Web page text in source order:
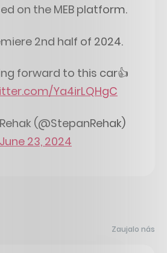
on the MEB platform.
2nd half of 2024.
forward to this car👍
Ya4irLQHgC
(@StepanRehak)
June 23, 2024
Zaujalo nás